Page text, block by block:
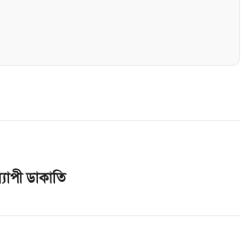
ডাকাতি